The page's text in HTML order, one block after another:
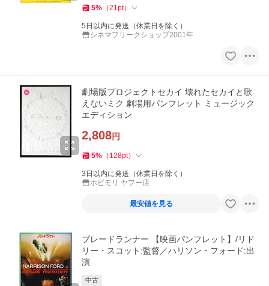
5% （21pt）
5日以内に発送（休業日を除く）
シネマフリークショップ2001年
劇場版プロジェクトセカイ 壊れたセカイと歌
えないミク 劇場用パンフレット ミュージック
エディション
2,808円
5% （ 128pt）
3日以内に発送（休業日を除く）
ホビモリ ヤフー店
最安値を見る
ブレードランナー 【映画パンフレット】/リド
リー・スコット:監督／ハリソン・フォード:出
演
中古